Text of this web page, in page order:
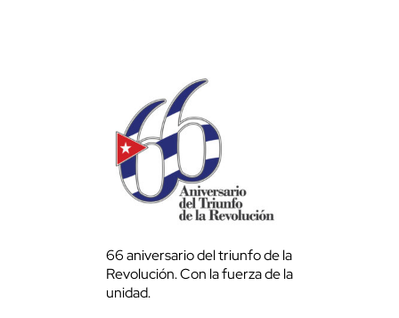
66 aniversario del triunfo de la
Revolución. Con la fuerza de la
unidad.